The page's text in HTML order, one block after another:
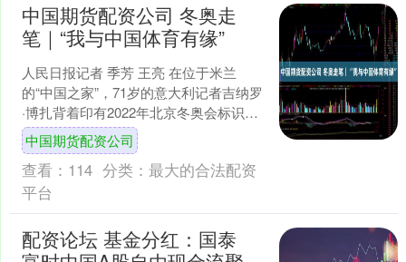
中国期货配资公司 冬奥走
笔｜“我与中国体育有缘”
人民日报记者 季芳 王亮 在位于米兰
的“中国之家”，71岁的意大利记者吉纳罗
·博扎背着印有2022年北京冬奥会标识的
背包，饶有兴致地观赏中国冰雪运动展
品。从北京....
中国期货配资公司
查看： 114 分类： 最大的合法配资
平台
配资论坛 基金分红：国泰